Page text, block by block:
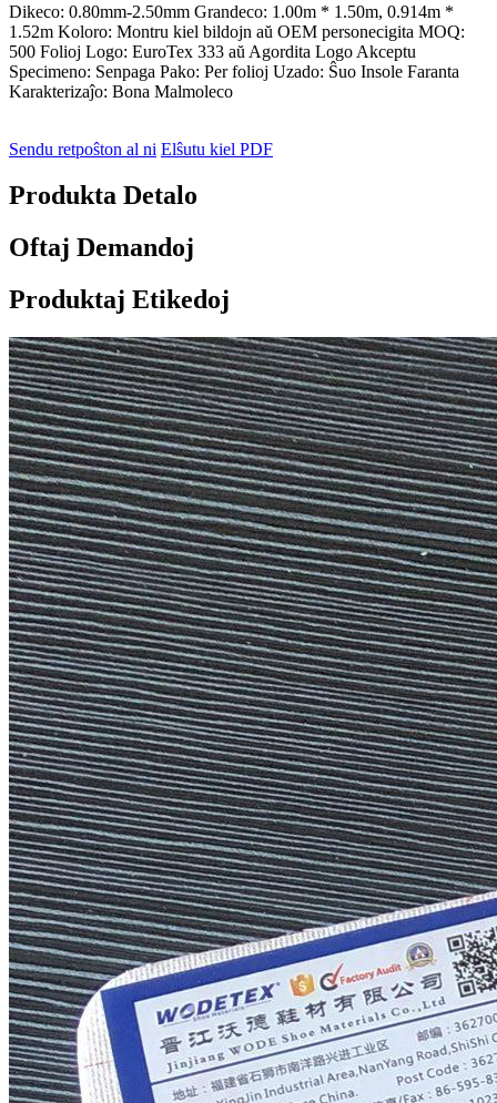
Dikeco: 0.80mm-2.50mm Grandeco: 1.00m * 1.50m, 0.914m *
1.52m Koloro: Montru kiel bildojn aŭ OEM personecigita MOQ:
500 Folioj Logo: EuroTex 333 aŭ Agordita Logo Akceptu
Specimeno: Senpaga Pako: Per folioj Uzado: Ŝuo Insole Faranta
Karakterizaĵo: Bona Malmoleco
Sendu retpoŝton al ni Elŝutu kiel PDF
Produkta Detalo
Oftaj Demandoj
Produktaj Etikedoj